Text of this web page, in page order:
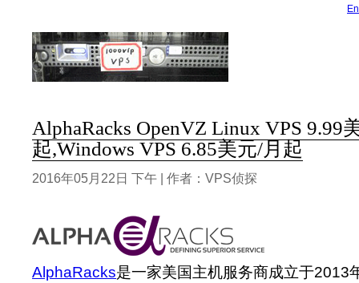
AlphaRacks OpenVZ Linux VPS 9.99
起,Windows VPS 6.85美元/月起
2016年05月22日 下午 | 作者：VPS侦探
AlphaRacks是一家美国主机服务商成立于2013